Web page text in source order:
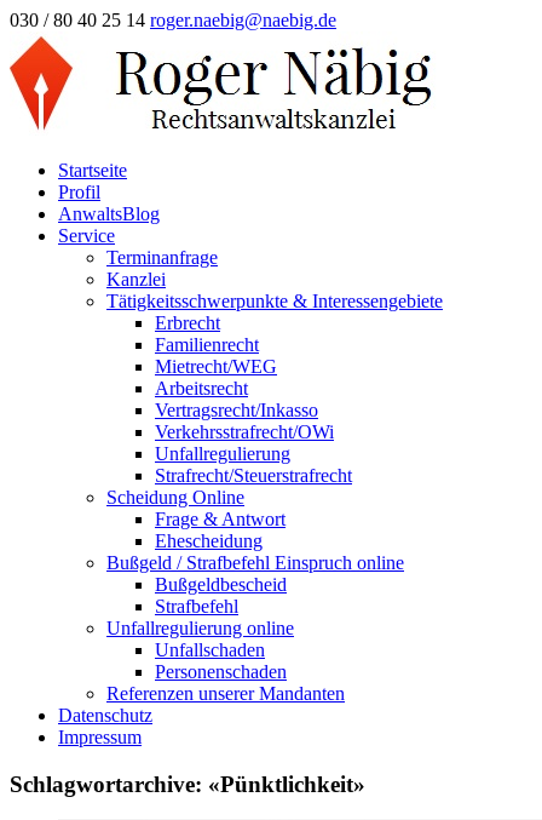
030 / 80 40 25 14 roger.naebig@naebig.de
Startseite
Profil
AnwaltsBlog
Service
Terminanfrage
Kanzlei
Tätigkeitsschwerpunkte & Interessengebiete
Erbrecht
Familienrecht
Mietrecht/WEG
Arbeitsrecht
Vertragsrecht/Inkasso
Verkehrsstrafrecht/OWi
Unfallregulierung
Strafrecht/Steuerstrafrecht
Scheidung Online
Frage & Antwort
Ehescheidung
Bußgeld / Strafbefehl Einspruch online
Bußgeldbescheid
Strafbefehl
Unfallregulierung online
Unfallschaden
Personenschaden
Referenzen unserer Mandanten
Datenschutz
Impressum
Schlagwortarchive: «Pünktlichkeit»